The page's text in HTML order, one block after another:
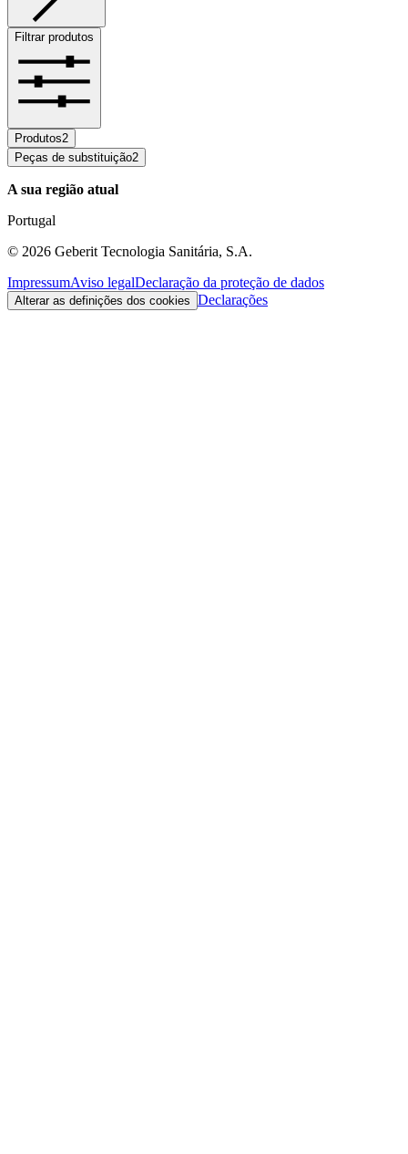
Filtrar produtos
Produtos2
Peças de substituição2
A sua região atual
Portugal
© 2026 Geberit Tecnologia Sanitária, S.A.
ImpressumAviso legalDeclaração da proteção de dados
Alterar as definições dos cookies Declarações